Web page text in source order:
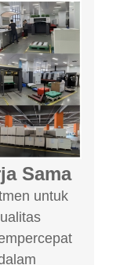
Sama
untuk